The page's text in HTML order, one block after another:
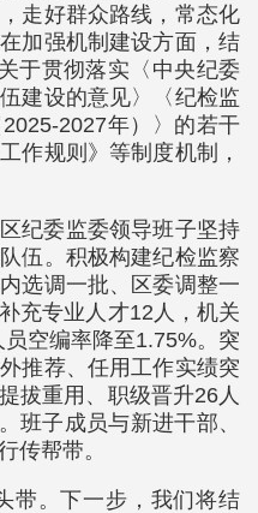
走好群众路线，常态化
加强机制建设方面，结
于贯彻落实〈中央纪委
建设的意见〉〈纪检监
2027年）〉的若干
作规则》等制度机制，
纪委监委领导班子坚持
伍。积极构建纪检监察
选调一批、区委调整一
充专业人才12人，机关
空编率降至1.75%。突
推荐、任用工作实绩突
拔重用、职级晋升26人
班子成员与新进干部、
传帮带。
带。下一步，我们将结